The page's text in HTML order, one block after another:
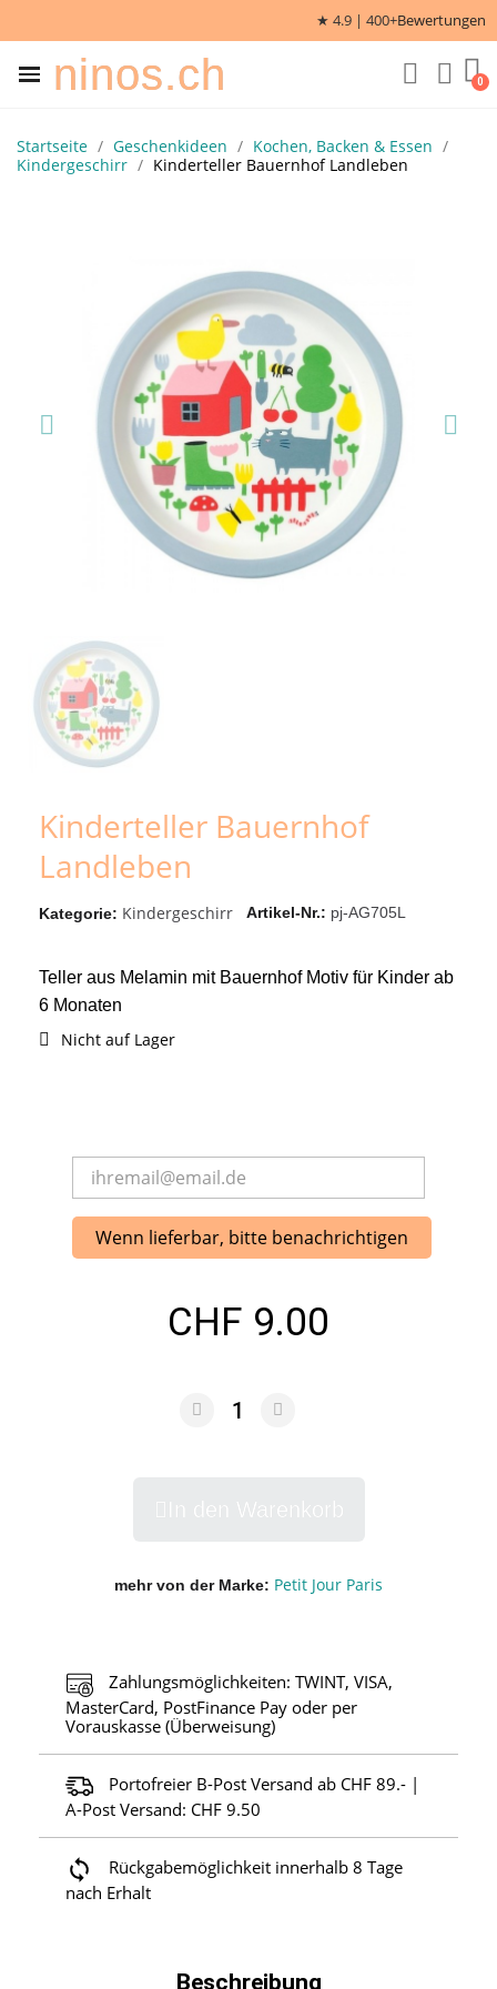
★ 4.9 | 400+Bewertungen
ninos.ch
Startseite Geschenkideen
Kochen, Backen & Essen
Kindergeschirr
Kinderteller Bauernhof Landleben
Kinderteller Bauernhof
Landleben
Kategorie Kindergeschirr Artikel-Nr. pj-AG705L
Teller aus Melamin mit Bauernhof Motiv für Kinder ab
6 Monaten
Nicht auf Lager
Wenn lieferbar, bitte benachrichtigen
CHF 9.00
mehr von der Marke Petit Jour Paris
Zahlungsmöglichkeiten: TWINT, VISA,
MasterCard, PostFinance Pay oder per
Vorauskasse (Überweisung)
Portofreier B-Post Versand ab CHF 89.- |
A-Post Versand: CHF 9.50
Rückgabemöglichkeit innerhalb 8 Tage
nach Erhalt
Beschreibung